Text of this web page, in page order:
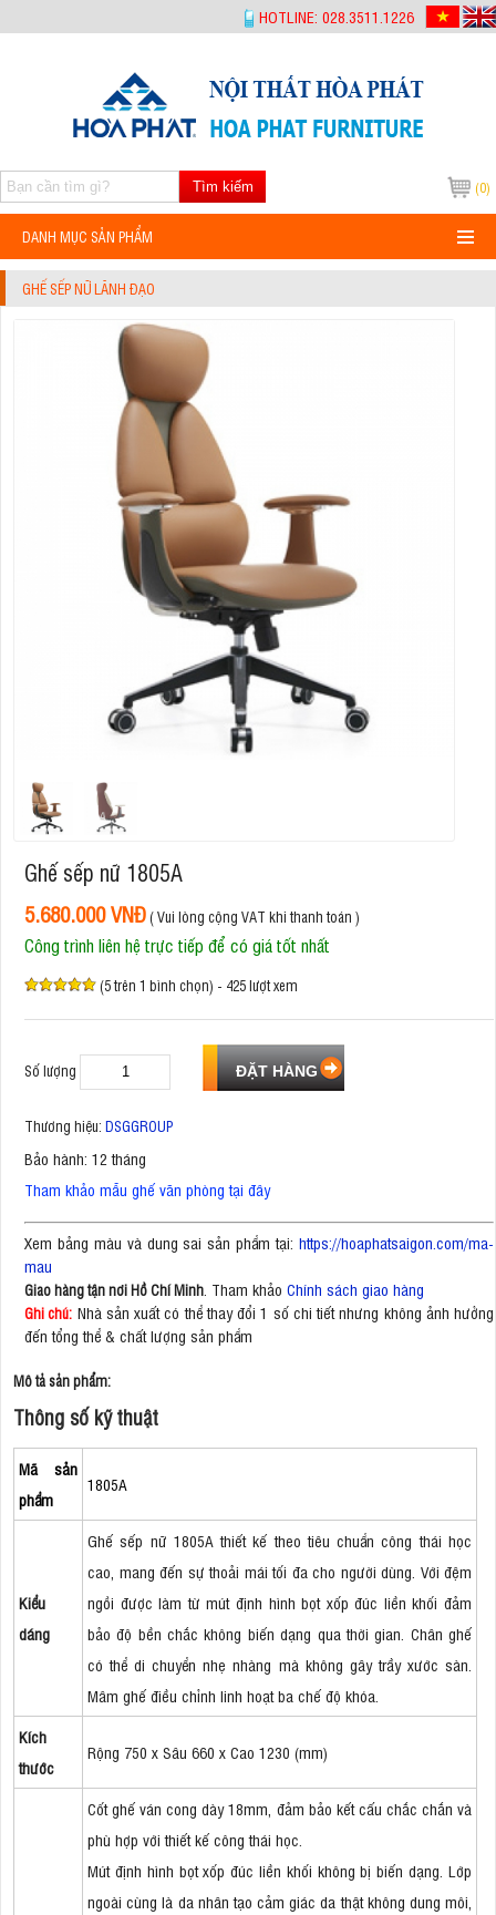
HOTLINE: 028.3511.1226
(0)
Tìm kiếm
DANH MỤC SẢN PHẨM
GHẾ SẾP NỮ LÃNH ĐẠO
Ghế sếp nữ 1805A
5.680.000 VNĐ( Vui lòng cộng VAT khi thanh toán )
Công trình liên hệ trực tiếp để có giá tốt nhất
(5 trên 1 bình chọn) - 425 lượt xem
Số lượng
Thương hiệu: DSGGROUP
Bảo hành: 12 tháng
Tham khảo mẫu ghế văn phòng tại đây
Xem bảng màu và dung sai sản phẩm tại: https://hoaphatsaigon.com/ma-
mau
Giao hàng tận nơi Hồ Chí Minh . Tham khảo Chính sách giao hàng
Ghi chú: Nhà sản xuất có thể thay đổi 1 số chi tiết nhưng không ảnh hưởng
đến tổng thể & chất lượng sản phẩm
Mô tả sản phẩm:
Thông số kỹ thuật
Mã sản
phẩm
1805A
Kiểu
dáng
Ghế sếp nữ 1805A thiết kế theo tiêu chuẩn công thái học
cao, mang đến sự thoải mái tối đa cho người dùng. Với đệm
ngồi được làm từ mút định hình bọt xốp đúc liền khối đảm
bảo độ bền chắc không biến dạng qua thời gian. Chân ghế
có thể di chuyển nhẹ nhàng mà không gây trầy xước sàn.
Mâm ghế điều chỉnh linh hoạt ba chế độ khóa.
Kích
thước
Rộng 750 x Sâu 660 x Cao 1230 (mm)
Cốt ghế ván cong dày 18mm, đảm bảo kết cấu chắc chắn và
phù hợp với thiết kế công thái học.
Mút định hình bọt xốp đúc liền khối không bị biến dạng. Lớp
ngoài cùng là da nhân tạo cảm giác da thật không dung môi,